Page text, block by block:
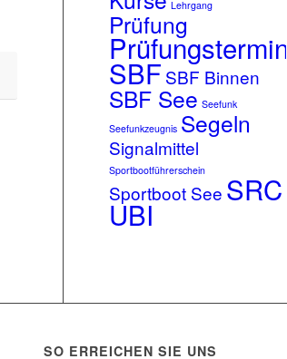
Lehrgang
Prüfung
Prüfungstermine
SBF SBF Binnen
SBF See Seefunk
Seefunkzeugnis Segeln
Signalmittel
Sportbootführerschein
Sportboot See SRC
UBI
SO ERREICHEN SIE UNS